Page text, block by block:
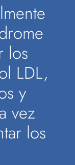
los
LDL,
y
vez
los